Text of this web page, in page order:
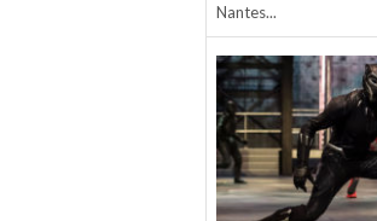
Nantes...